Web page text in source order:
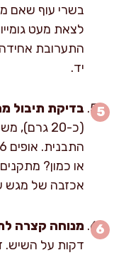
בשרי עוף שאם
לצאת מעט
התערובת
יד.
בדיקת תיבול
(כ-20
או כמון?
אכזבה של מגש
מנוחה קצרה
דקות על השיש.